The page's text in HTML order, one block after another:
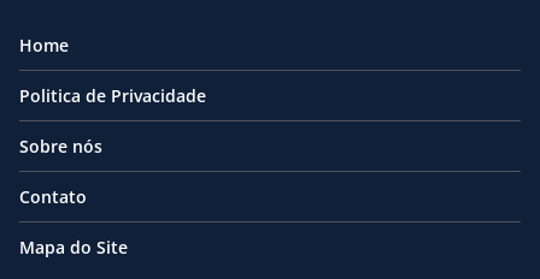
Home
Politica de Privacidade
Sobre nós
Contato
Mapa do Site